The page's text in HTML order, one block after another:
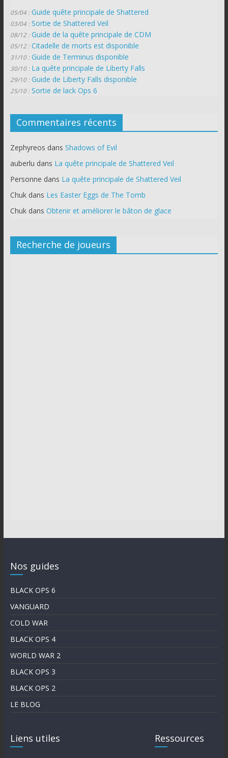
05/04 : Guide quête principale de Shattered
03/04 : Sortie de Shattered Veil
08/12 : Guide de la quête principale de CDM
05/12 : Citadelle de morts est disponible
31/10 : Guide de Terminus disponible
30/10 : La quête principale de Liberty Falls
29/10 : Guide de Liberty Falls disponible
25/10 : Sortie de lack Ops 6
Commentaires récents
Zephyreos dans Shadows of Evil
auberlu dans La quête principale de Shattered Veil
Personne dans La quête principale de Shattered Veil
Chukdans Les Easter Eggs de The Tomb
Chukdans Obtenir et améliorer le bâton de glace
Recherche de joueurs
Nos guides
BLACK OPS 6
VANGUARD
COLD WAR
BLACK OPS 4
WORLD WAR 2
BLACK OPS 3
BLACK OPS 2
LE BLOG
Liens utiles Ressources